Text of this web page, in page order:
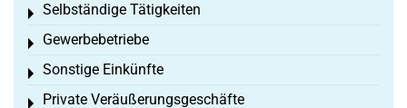
Selbständige Tätigkeiten
Toggle menu
Gewerbebetriebe
Toggle menu
Sonstige Einkünfte
Toggle menu
Private Veräußerungsgeschäfte